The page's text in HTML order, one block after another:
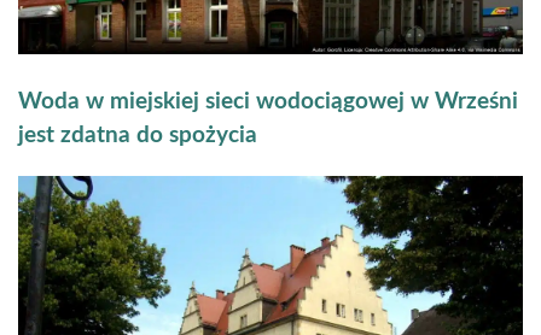
Woda w miejskiej sieci wodociągowej w Wrześni
jest zdatna do spożycia